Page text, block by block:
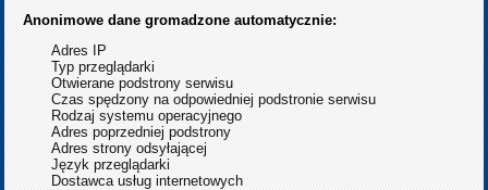
Anonimowe dane gromadzone automatycznie:
Adres IP
Typ przeglądarki
Otwierane podstrony serwisu
Czas spędzony na odpowiedniej podstronie serwisu
Rodzaj systemu operacyjnego
Adres poprzedniej podstrony
Adres strony odsyłającej
Język przeglądarki
Dostawca usług internetowych